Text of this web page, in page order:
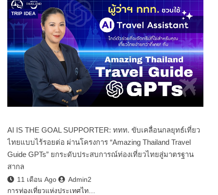
TRIP IDEA
AI IS THE GOAL SUPPORTER: ททท. ขับเคลื่อนกลยุทธ์เที่ยว
ไทยแบบไร้รอยต่อ ผ่านโครงการ “Amazing Thailand Travel
Guide GPTs” ยกระดับประสบการณ์ท่องเที่ยวไทยสู่มาตรฐาน
สากล
11 เดือน Ago
Admin2
การท่องเที่ยวแห่งประเทศไท…